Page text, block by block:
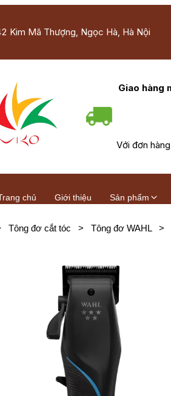
Kim Mã Thượng, Ngọc Hà, Hà Nội
Giao hàng
Với đơn
chủ Giới thiệu Sản phẩm
Tông đơ cắt tóc > Tông đơ WAHL >